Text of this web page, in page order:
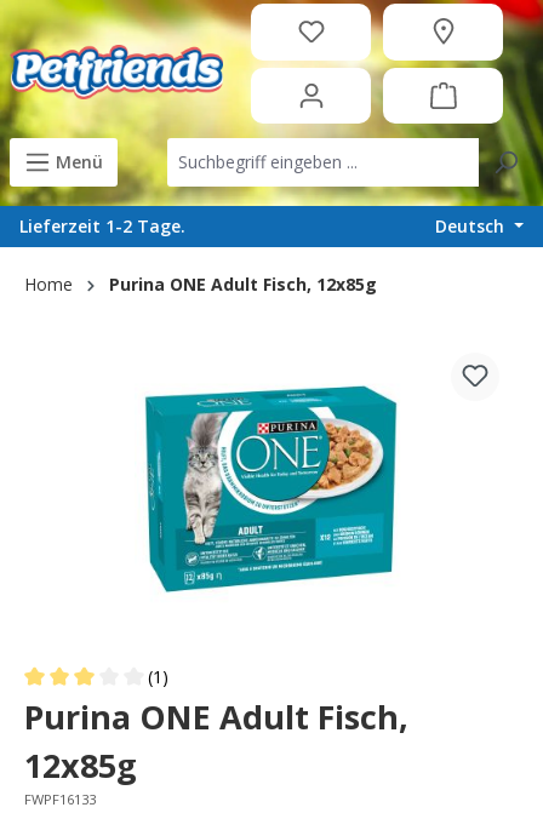
content
Menü
Lieferzeit 1-2 Tage. Deutsch
Home Purina ONE Adult Fisch, 12x85g
Average rating of 3 out of 5 stars
(1)
Purina ONE Adult Fisch,
12x85g
FWPF16133